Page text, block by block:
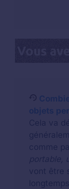
objets
Cela va
comme
portable,
vont être